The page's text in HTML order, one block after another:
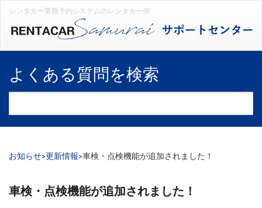
レンタカー業務予約システムのレンタカー侍
よくある質問を検索
お知らせ>更新情報>車検・点検機能が追加されました！
車検・点検機能が追加されました！